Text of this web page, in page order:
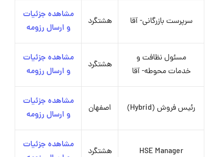
سرپرست بازرگانی- آقا هشتگرد
مشاهده جزئیات
و ارسال رزومه
مسئول نظافت و
خدمات محوطه- آقا
هشتگرد
مشاهده جزئیات
و ارسال رزومه
رئیس فروش (Hybrid) اصفهان
مشاهده جزئیات
و ارسال رزومه
HSE Manager هشتگرد
مشاهده جزئیات